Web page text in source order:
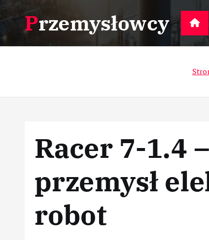
k
p
o
Przemysłowcy
Racer 7-1.4
przemysł
robot